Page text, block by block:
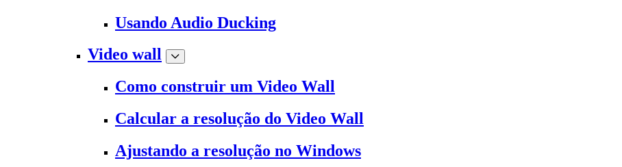
Usando Audio Ducking
Video wall
Como construir um Video Wall
Calcular a resolução do Video Wall
Ajustando a resolução no Windows